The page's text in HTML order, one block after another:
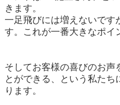
きます。
一足飛びには増えないです
す。これが一番大きなポイ
そしてお客様の喜びのお声
とができる、という私たち
ります。